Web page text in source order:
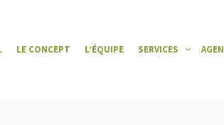
LE CONCEPT L’ÉQUIPE SERVICES